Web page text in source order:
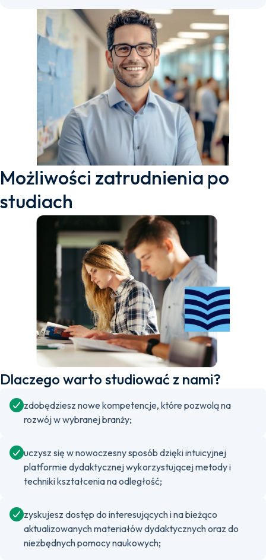
Możliwości zatrudnienia po
studiach
Dlaczego warto studiować z nami?
zdobędziesz nowe kompetencje, które pozwolą na
rozwój w wybranej branży;
uczysz się w nowoczesny sposób dzięki intuicyjnej
platformie dydaktycznej wykorzystującej metody i
techniki kształcenia na odległość;
zyskujesz dostęp do interesujących i na bieżąco
aktualizowanych materiałów dydaktycznych oraz do
niezbędnych pomocy naukowych;